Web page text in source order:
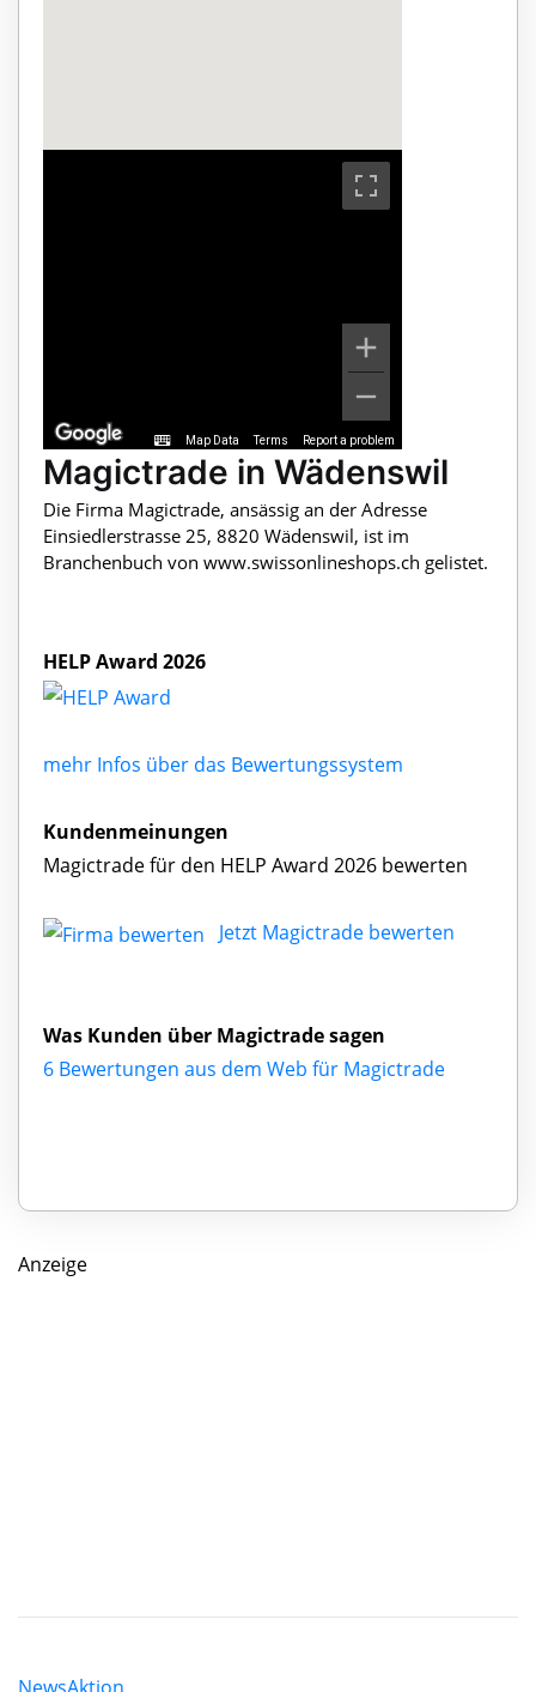
Map Data Terms Report a problem
Magictrade in Wädenswil
Die Firma Magictrade, ansässig an der Adresse
Einsiedlerstrasse 25, 8820 Wädenswil, ist im
Branchenbuch von www.swissonlineshops.ch gelistet.
HELP Award 2026
mehr Infos über das Bewertungssystem
Kundenmeinungen
Magictrade für den HELP Award 2026 bewerten
Jetzt Magictrade bewerten
Was Kunden über Magictrade sagen
6 Bewertungen aus dem Web für Magictrade
Anzeige
NewsAktion